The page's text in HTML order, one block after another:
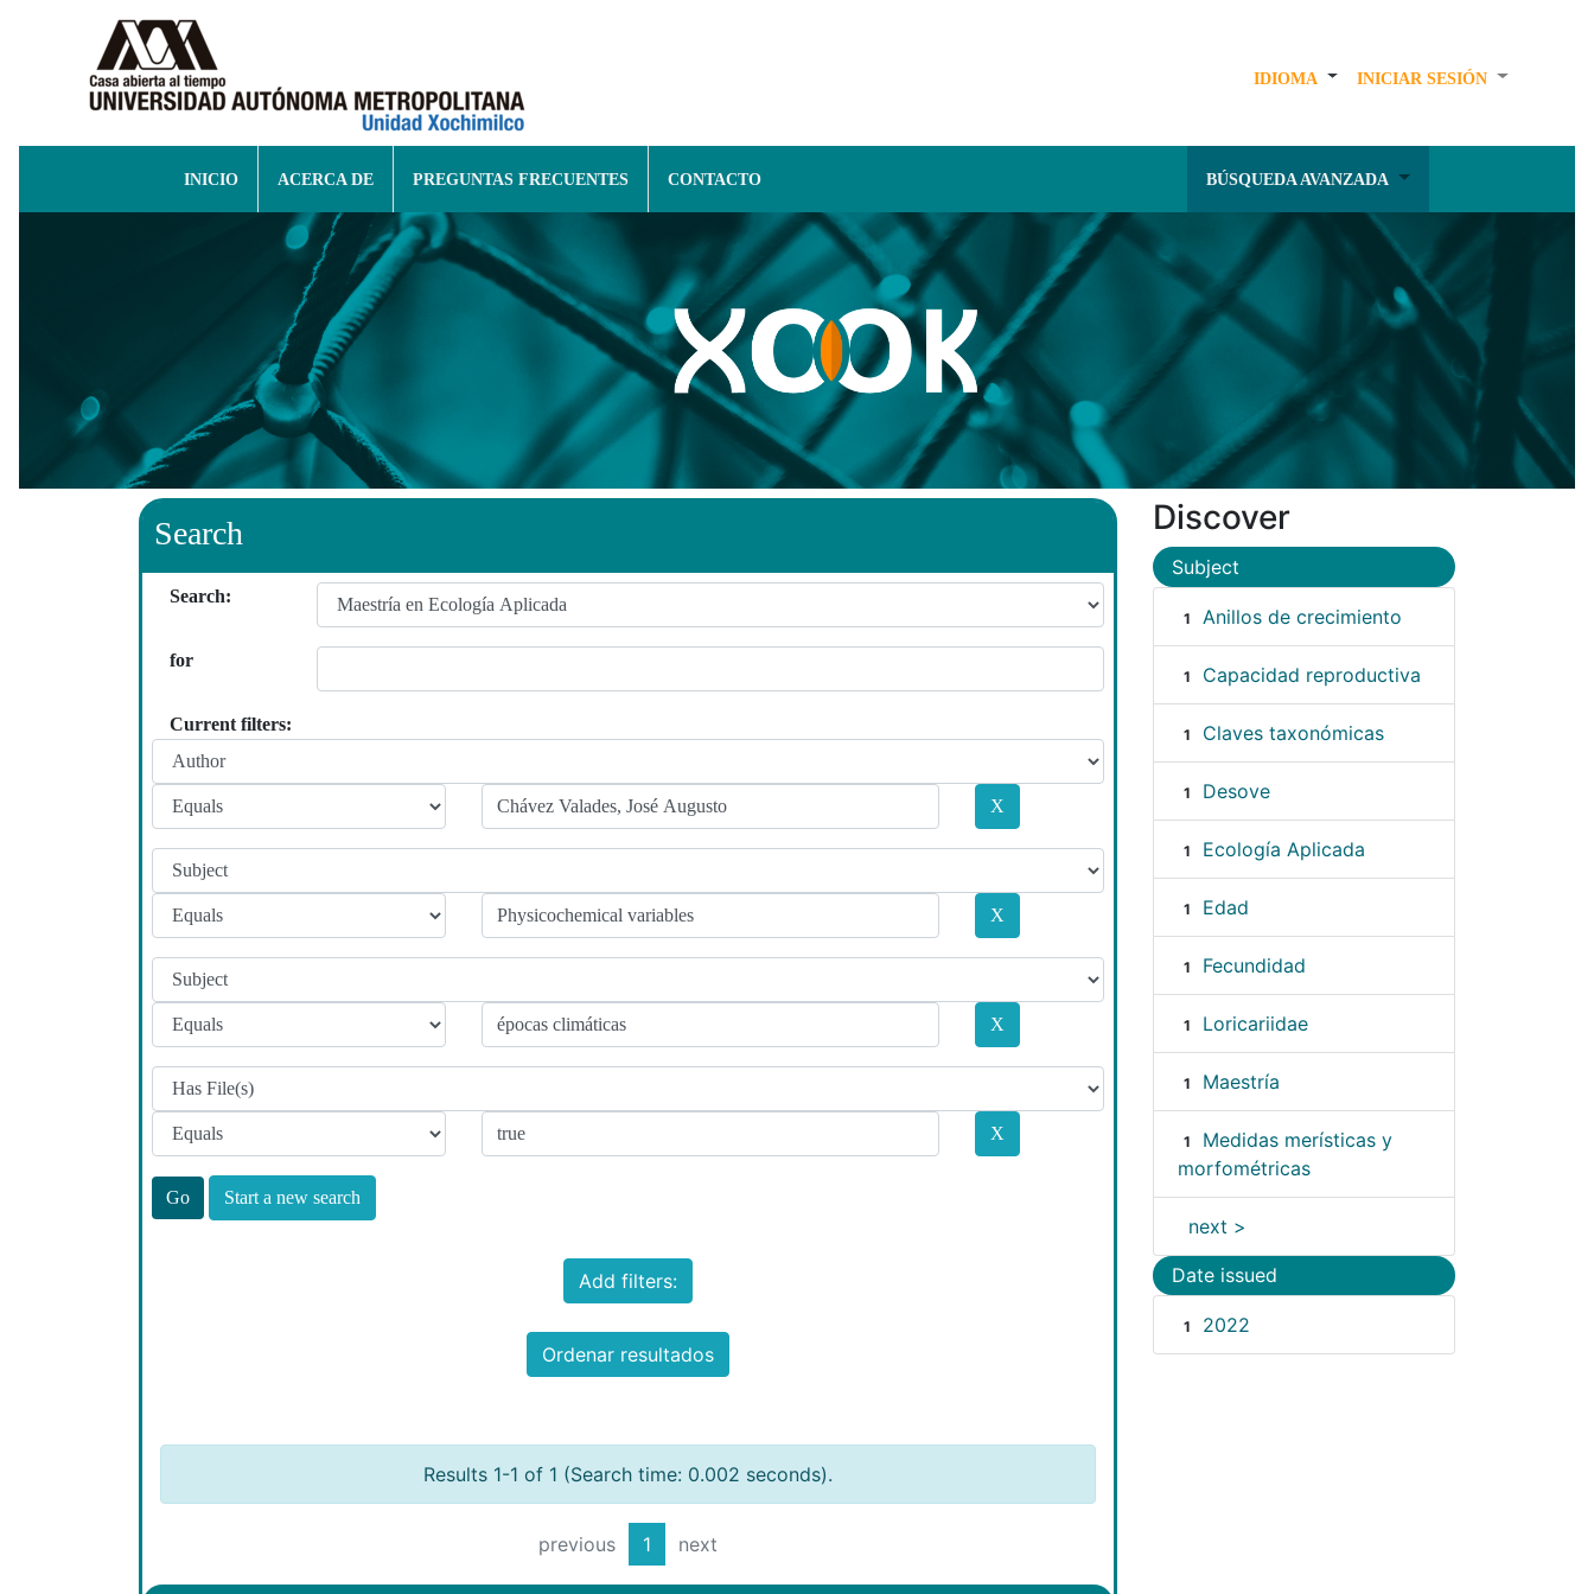
IDIOMA INICIAR SESIÓN
INICIO ACERCA DE PREGUNTAS FRECUENTES CONTACTO BÚSQUEDA AVANZADA
Search
Search:
for
Current filters:
Start a new search
Add filters:
Ordenar resultados
Results 1-1 of 1 (Search time: 0.002 seconds).
previous 1 next
Discover
Subject
1 Anillos de crecimiento
1 Capacidad reproductiva
1 Claves taxonómicas
1 Desove
1 Ecología Aplicada
1 Edad
1 Fecundidad
1 Loricariidae
1 Maestría
1
Medidas merísticas y
morfométricas
next >
Date issued
1 2022